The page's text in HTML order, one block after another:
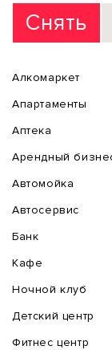
Снять
Алкомаркет
Апартаменты
Аптека
Арендный
Автомойка
Автосервис
Банк
Кафе
Ночной клуб
Детский центр
Фитнес центр